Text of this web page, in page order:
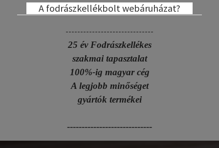
A fodrászkellékbolt webáruházat?
------------------------------
25 év Fodrászkellékes
szakmai tapasztalat
100%-ig magyar cég
A legjobb minőséget
gyártók termékei
-----------------------------